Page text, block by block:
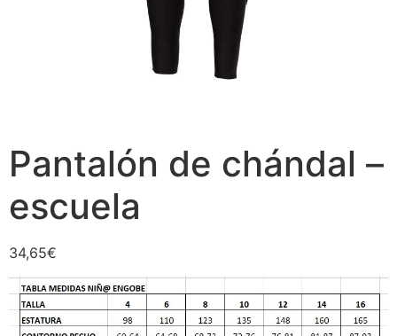
Pantalón de chándal –
escuela
34,65€